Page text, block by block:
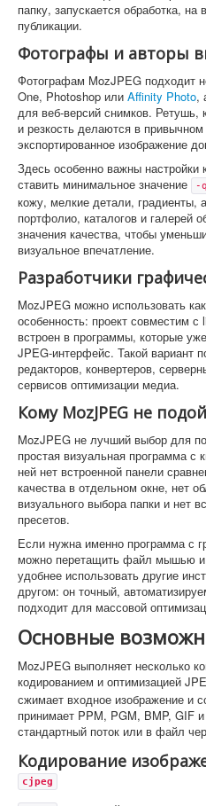
папку, запускается обработка,
публикации.
Фотографы и авторы
Фотографам MozJPEG подходит
One, Photoshop или Affinity Photo,
для веб-версий снимков. Ретушь,
и резкость делаются в
экспортированное изображение
Здесь особенно важны настройки
ставить минимальное значение
-
кожу, мелкие детали, градиенты,
портфолио, каталогов и галерей
значения качества, чтобы
визуальное впечатление.
Разработчики
MozJPEG можно использовать
особенность: проект совместим
встроен в программы, которые
JPEG-интерфейс. Такой вариант
редакторов, конвертеров,
сервисов оптимизации медиа.
Кому MozJPEG не
MozJPEG не лучший выбор для
простая визуальная программа с
ней нет встроенной панели
качества в отдельном окне, нет
визуального выбора папки и нет
пресетов.
Если нужна именно программа с
можно перетащить файл мышью и
удобнее использовать другие
другом: он точный,
подходит для массовой
Основные
MozJPEG выполняет несколько
кодированием и оптимизацией
сжимает входное изображение и
принимает PPM, PGM, BMP, GIF
стандартный поток или в файл
Кодирование
cjpeg